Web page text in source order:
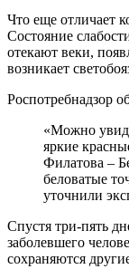
Что еще отличает
Состояние
отекают веки,
возникает
Роспотребнадзор
«Можно увидеть изменения слизистой нёба –
яркие
Филатова –
беловатые
уточнили
Спустя три-пять
заболевшего
сохраняются